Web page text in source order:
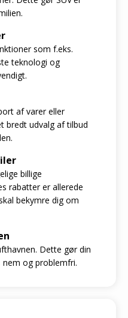
som f.eks.
teknologi og
af varer eller
bredt udvalg af tilbud
billige
rabatter er allerede
bekymre dig om
Dette gør din
nem og problemfri.